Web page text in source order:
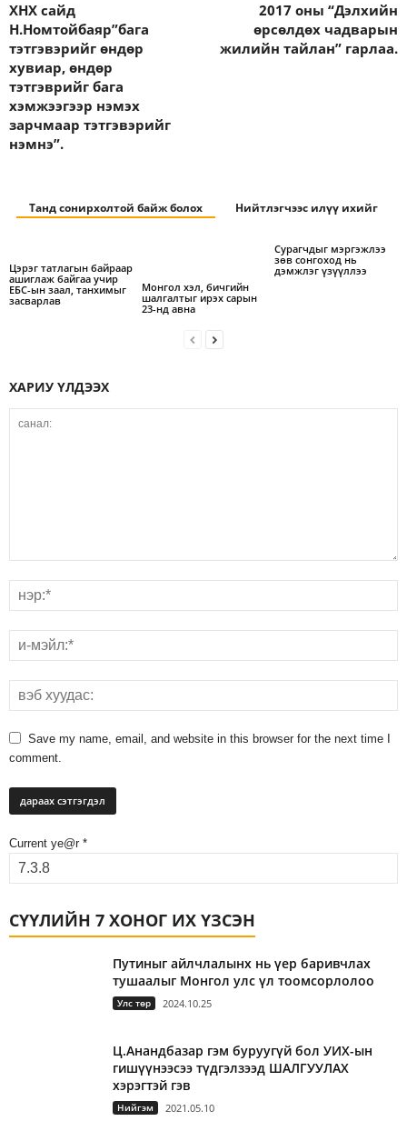
ХНХ сайд
Н.Номтойбаяр”бага
тэтгэвэрийг өндөр
хувиар, өндөр
тэтгэврийг бага
хэмжээгээр нэмэх
зарчмаар тэтгэвэрийг
нэмнэ”.
2017 оны “Дэлхийн
өрсөлдөх чадварын
жилийн тайлан” гарлаа.
Танд сонирхолтой байж болох Нийтлэгчээс илүү ихийг
Цэрэг татлагын байраар
ашиглаж байгаа учир
ЕБС-ын заал, танхимыг
засварлав
Монгол хэл, бичгийн
шалгалтыг ирэх сарын
23-нд авна
Сурагчдыг мэргэжлээ
зөв сонгоход нь
дэмжлэг үзүүллээ
ХАРИУ ҮЛДЭЭХ
Save my name, email, and website in this browser for the next time I
comment.
Current ye@r *
СҮҮЛИЙН 7 ХОНОГ ИХ ҮЗСЭН
Путиныг айлчлалынх нь үер баривчлах
тушаалыг Монгол улс үл тоомсорлолоо
Улс төр 2024.10.25
Ц.Анандбазар гэм буруугүй бол УИХ-ын
гишүүнээсээ түдгэлзээд ШАЛГУУЛАХ
хэрэгтэй гэв
Нийгэм 2021.05.10